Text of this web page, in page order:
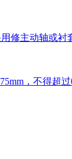
修主动轴或
，不得超